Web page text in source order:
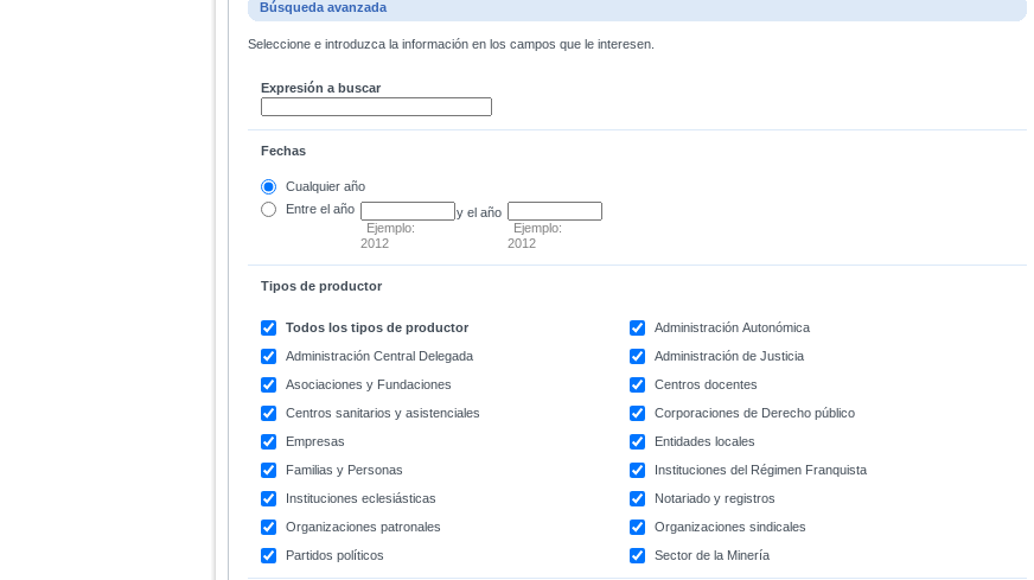
Búsqueda avanzada
Seleccione e introduzca la información en los campos que le interesen.
Expresión a buscar
Fechas
Cualquier año
Entre el año
Ejemplo:
2012
y el año
Ejemplo:
2012
Tipos de productor
Todos los tipos de productor
Administración Autonómica
Administración Central Delegada
Administración de Justicia
Asociaciones y Fundaciones
Centros docentes
Centros sanitarios y asistenciales
Corporaciones de Derecho público
Empresas
Entidades locales
Familias y Personas
Instituciones del Régimen Franquista
Instituciones eclesiásticas
Notariado y registros
Organizaciones patronales
Organizaciones sindicales
Partidos políticos
Sector de la Minería